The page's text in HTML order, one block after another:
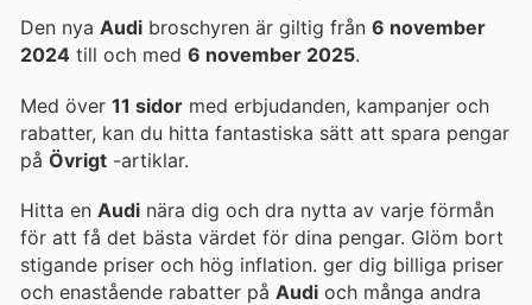
Den nya Audi broschyren är giltig från 6 november
2024 till och med 6 november 2025.
Med över 11 sidor med erbjudanden, kampanjer och
rabatter, kan du hitta fantastiska sätt att spara pengar
på Övrigt -artiklar.
Hitta en Audi nära dig och dra nytta av varje förmån
för att få det bästa värdet för dina pengar. Glöm bort
stigande priser och hög inflation. ger dig billiga priser
och enastående rabatter på Audi och många andra